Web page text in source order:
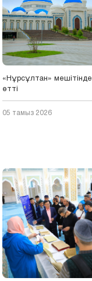
«Нұрсұлтан»
өтті
05 тамыз 2026